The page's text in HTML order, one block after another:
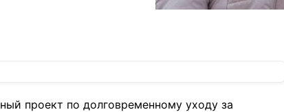
проект по долговременному уходу за